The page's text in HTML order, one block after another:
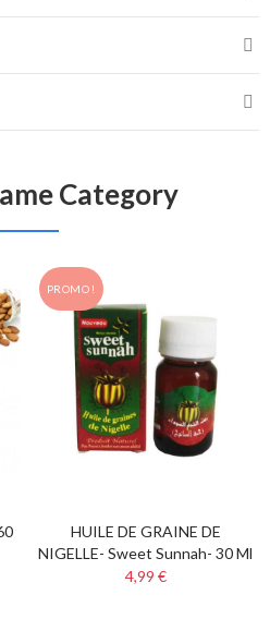
Category
PROMO !
HUILE DE GRAINE DE
NIGELLE- Sweet Sunnah- 30 Ml
4,99 €